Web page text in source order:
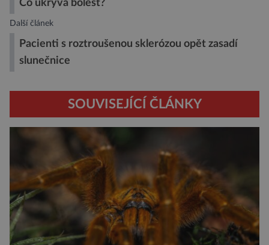
Co ukrývá bolest?
Další článek
Pacienti s roztroušenou sklerózou opět zasadí
slunečnice
SOUVISEJÍCÍ ČLÁNKY